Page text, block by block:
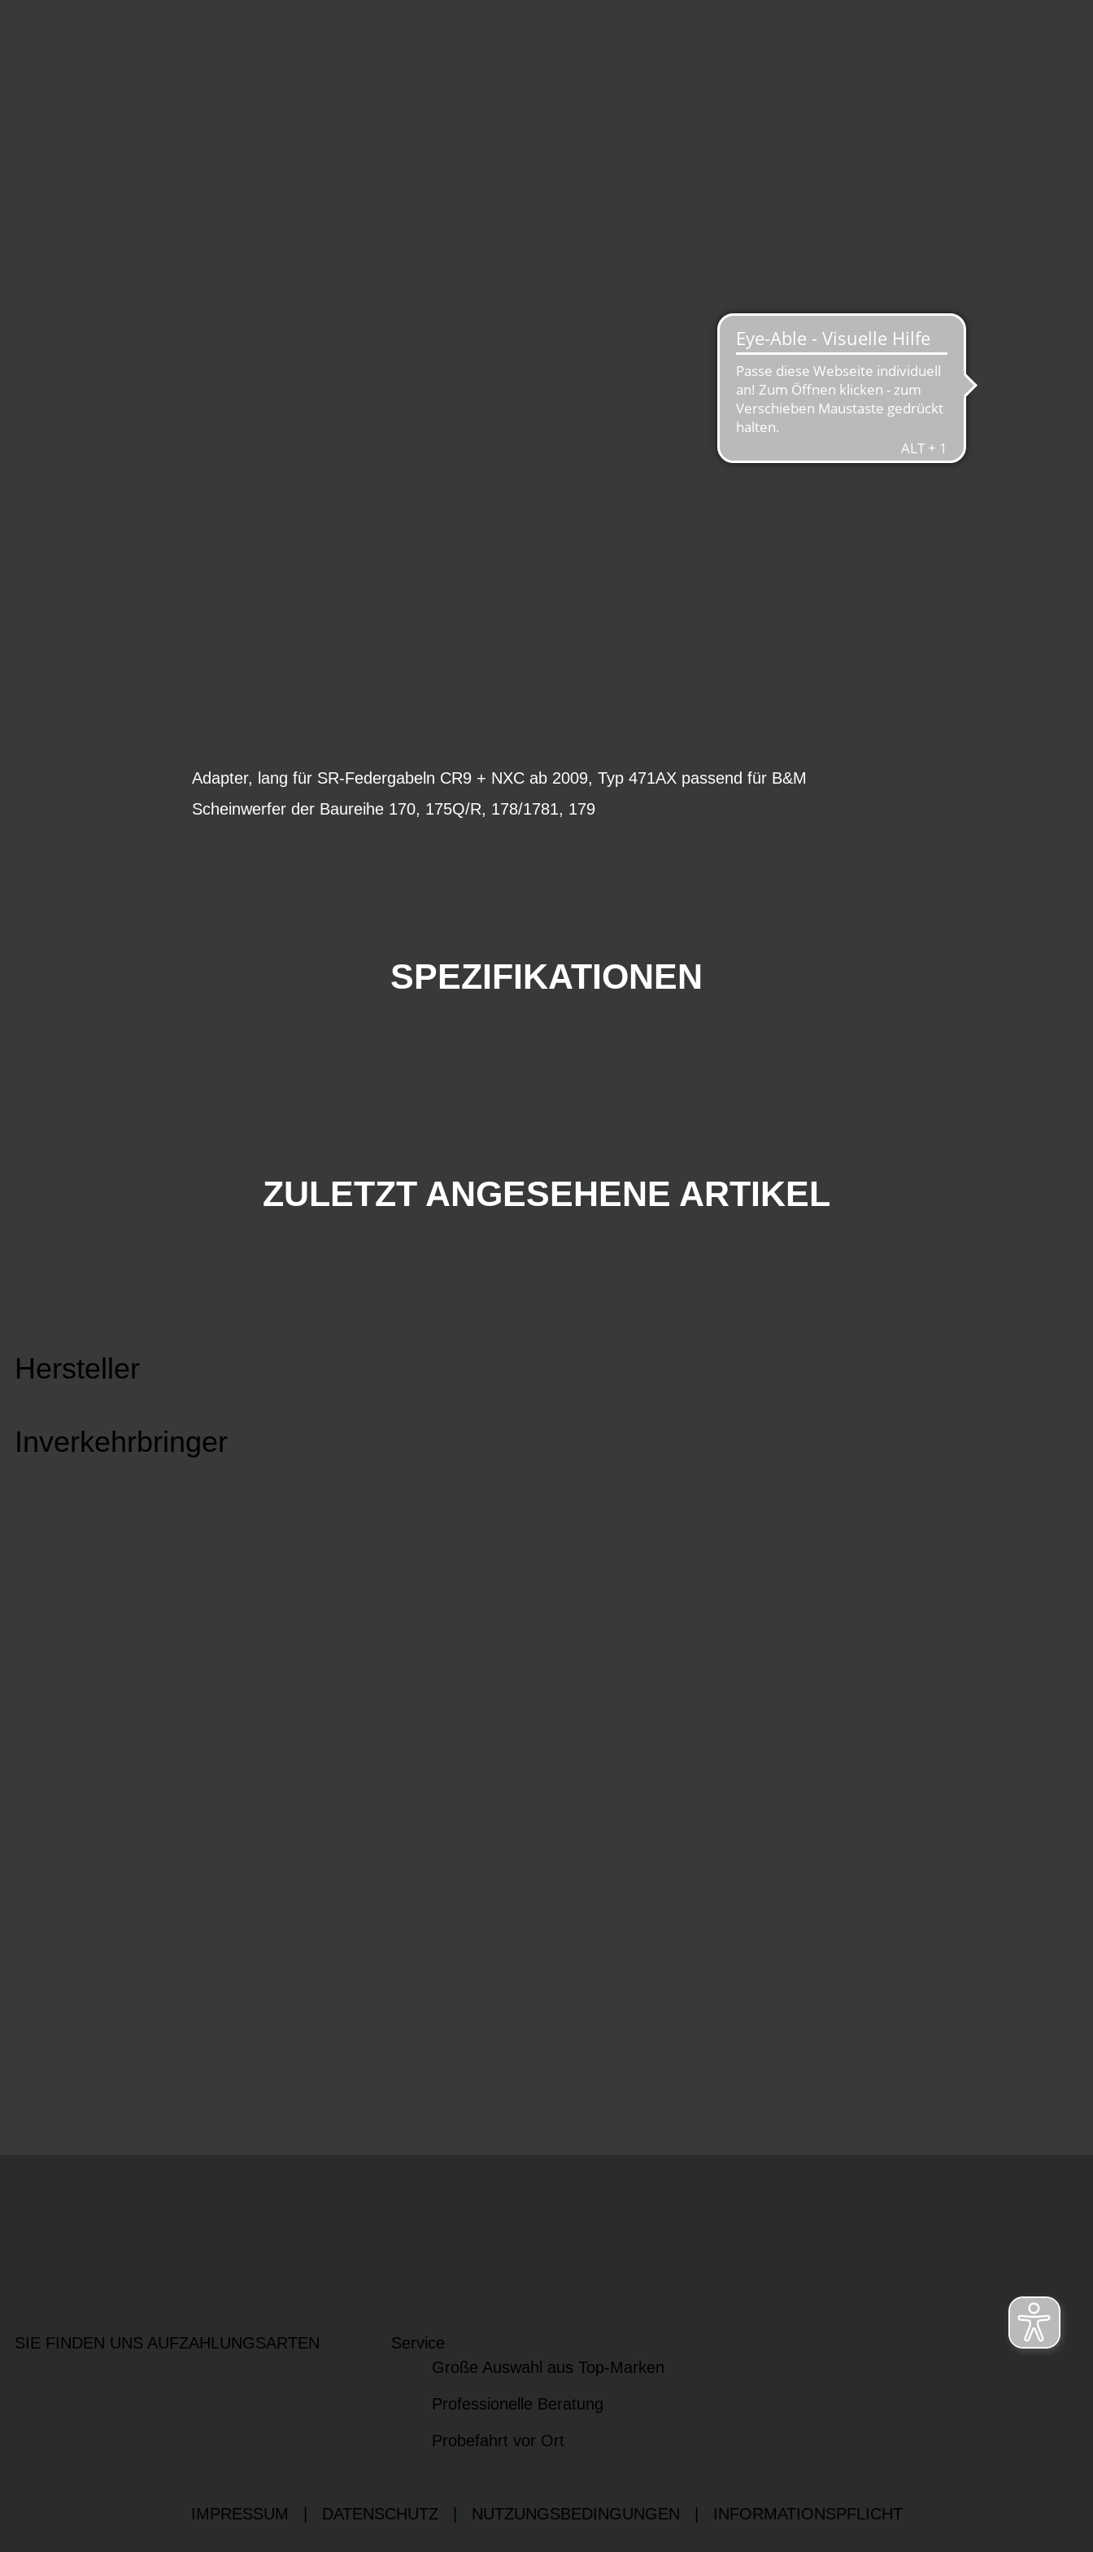
Adapter, lang für SR-Federgabeln CR9 + NXC ab 2009, Typ 471AX passend für B&M
Scheinwerfer der Baureihe 170, 175Q/R, 178/1781, 179
SPEZIFIKATIONEN
ZULETZT ANGESEHENE ARTIKEL
Hersteller
Inverkehrbringer
SIE FINDEN UNS AUFZAHLUNGSARTEN
Service
Große Auswahl aus Top-Marken
Professionelle Beratung
Probefahrt vor Ort
IMPRESSUM DATENSCHUTZ NUTZUNGSBEDINGUNGEN INFORMATIONSPFLICHT